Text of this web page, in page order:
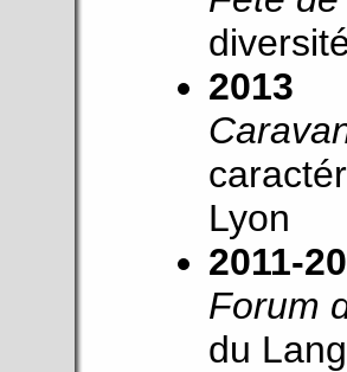
2013
Lyon
2011-
Forum
du